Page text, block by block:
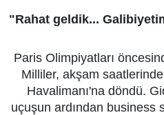
"Rahat geldik...
Paris Olimpiyatları
Milliler, akşam
Havalimanı'na döndü.
uçuşun ardından business